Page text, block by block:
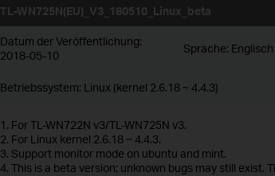
TL-WN725N(EU)_V3_180510_Linux_beta
Datum der Veröffentlichung:
2018-05-10
Sprache: Englisch
Betriebssystem: Linux (kernel 2.6.18 ~ 4.4.3)
1. For TL-WN722N v3/TL-WN725N v3.
2. For Linux kernel 2.6.18 ~ 4.4.3.
3. Support monitor mode on ubuntu and mint.
4. This is a beta version; unknown bugs may still exist.